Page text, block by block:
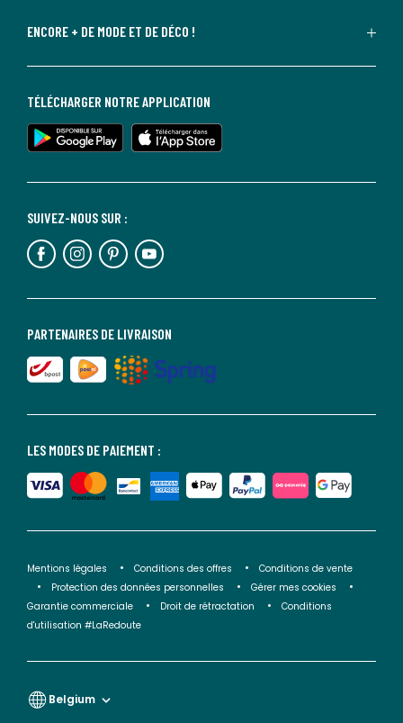
ENCORE + DE MODE ET DE DÉCO !
LES MODES DE PAIEMENT :
PARTENAIRES DE LIVRAISON
SUIVEZ-NOUS SUR :
TÉLÉCHARGER NOTRE APPLICATION
Mentions légales Conditions des offres
Conditions de vente
Protection des données personnelles
Gérer mes cookies
Garantie commerciale
Droit de rétractation
Conditions
d'utilisation #LaRedoute
Belgium